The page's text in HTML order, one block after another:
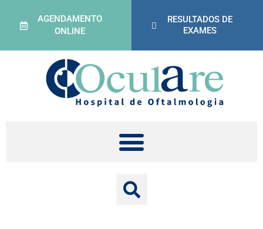
AGENDAMENTO
ONLINE
RESULTADOS DE
EXAMES